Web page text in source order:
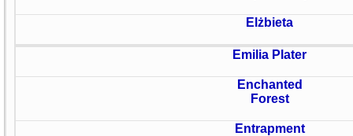
Elżbieta
Emilia Plater
Enchanted
Forest
Entrapment